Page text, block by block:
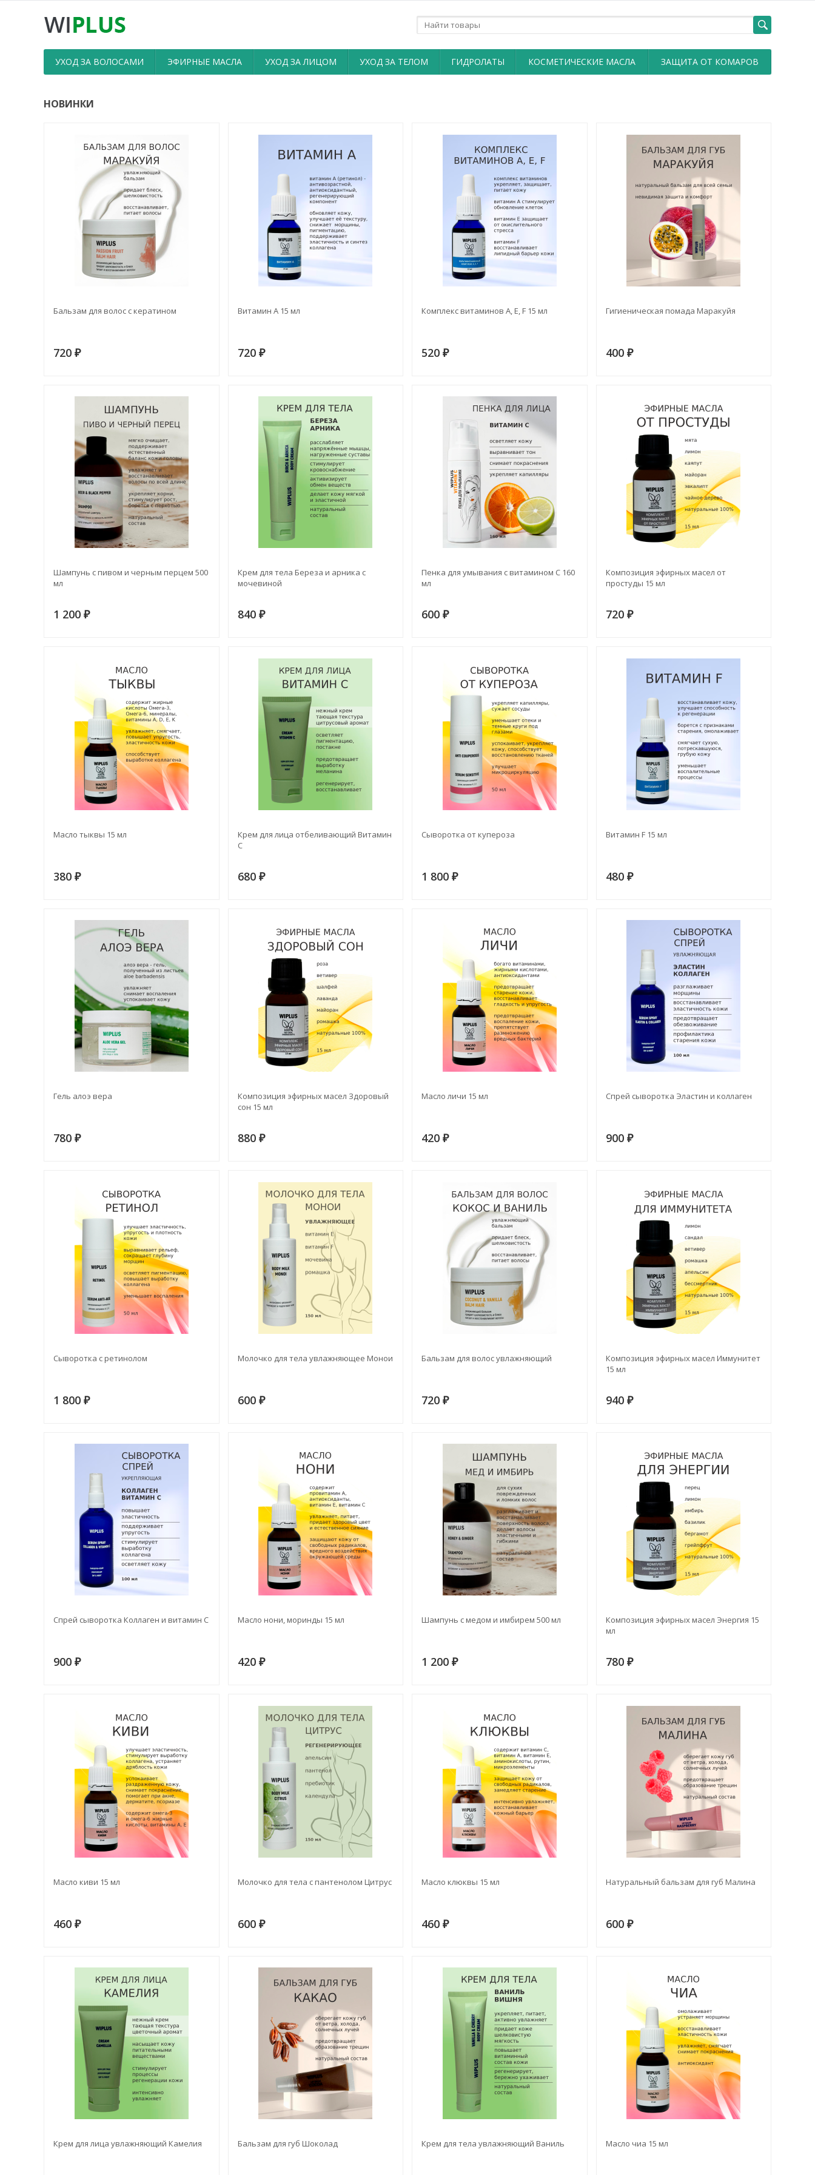
УХОД ЗА ВОЛОСАМИ ЭФИРНЫЕ МАСЛА УХОД ЗА ЛИЦОМ УХОД ЗА ТЕЛОМ ГИДРОЛАТЫ КОСМЕТИЧЕСКИЕ МАСЛА ЗАЩИТА ОТ КОМАРОВ
НОВИНКИ
Бальзам для волос с кератином
720 ₽
Витамин А 15 мл
720 ₽
Комплекс витаминов А, Е, F 15 мл
520 ₽
Гигиеническая помада Маракуйя
400 ₽
Шампунь с пивом и черным перцем 500
мл
1 200 ₽
Крем для тела Береза и арника с
мочевиной
840 ₽
Пенка для умывания с витамином С 160
мл
600 ₽
Композиция эфирных масел от
простуды 15 мл
720 ₽
Масло тыквы 15 мл
380 ₽
Крем для лица отбеливающий Витамин
С
680 ₽
Сыворотка от купероза
1 800 ₽
Витамин F 15 мл
480 ₽
Гель алоэ вера
780 ₽
Композиция эфирных масел Здоровый
сон 15 мл
880 ₽
Масло личи 15 мл
420 ₽
Спрей сыворотка Эластин и коллаген
900 ₽
Сыворотка с ретинолом
1 800 ₽
Молочко для тела увлажняющее Монои
600 ₽
Бальзам для волос увлажняющий
720 ₽
Композиция эфирных масел Иммунитет
15 мл
940 ₽
Спрей сыворотка Коллаген и витамин С
900 ₽
Масло нони, моринды 15 мл
420 ₽
Шампунь с медом и имбирем 500 мл
1 200 ₽
Композиция эфирных масел Энергия 15
мл
780 ₽
Масло киви 15 мл
460 ₽
Молочко для тела с пантенолом Цитрус
600 ₽
Масло клюквы 15 мл
460 ₽
Натуральный бальзам для губ Малина
600 ₽
Крем для лица увлажняющий Камелия Бальзам для губ Шоколад Крем для тела увлажняющий Ваниль Масло чиа 15 мл